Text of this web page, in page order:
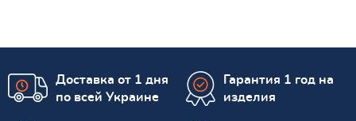
Доставка от 1 дня
по всей Украине
Гарантия 1 год на
изделия